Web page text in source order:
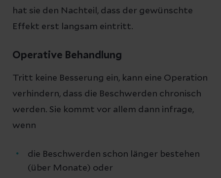
hat sie den Nachteil, dass der gewünschte
Effekt erst langsam eintritt.
Operative Behandlung
Tritt keine Besserung ein, kann eine Operation
verhindern, dass die Beschwerden chronisch
werden. Sie kommt vor allem dann infrage,
wenn
die Beschwerden schon länger bestehen
(über Monate) oder